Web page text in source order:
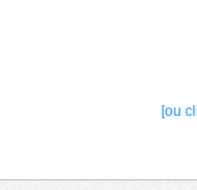
[ou